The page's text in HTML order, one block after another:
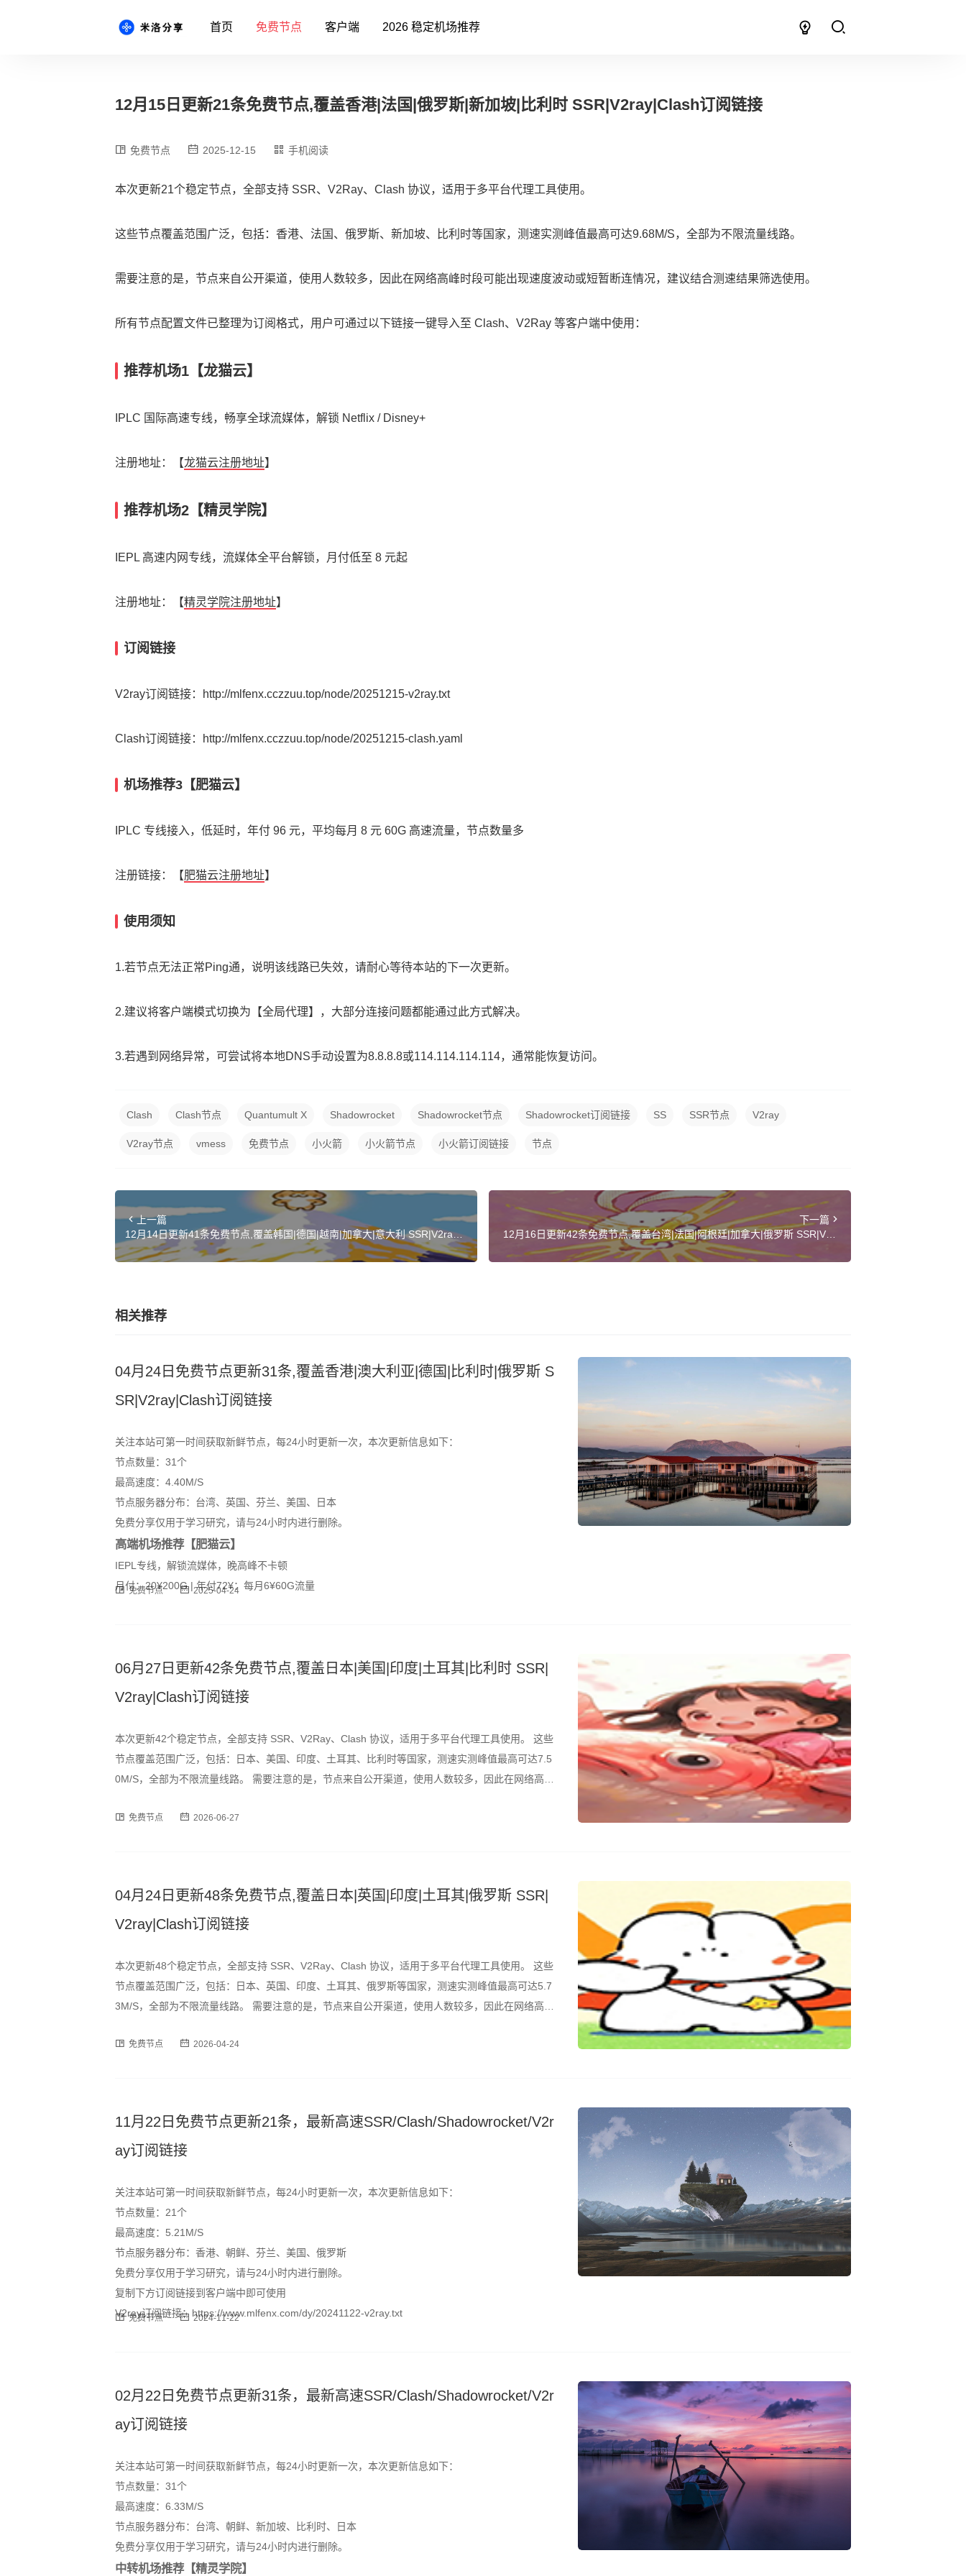
首页 免费节点 客户端 2026 稳定机场推荐
12月15日更新21条免费节点,覆盖香港|法国|俄罗斯|新加坡|比利时 SSR|V2ray|Clash订阅链接
免费节点 2025-12-15 手机阅读
本次更新21个稳定节点，全部支持 SSR、V2Ray、Clash 协议，适用于多平台代理工具使用。
这些节点覆盖范围广泛，包括：香港、法国、俄罗斯、新加坡、比利时等国家，测速实测峰值最高可达9.68M/S，全部为不限流量线路。
需要注意的是，节点来自公开渠道，使用人数较多，因此在网络高峰时段可能出现速度波动或短暂断连情况，建议结合测速结果筛选使用。
所有节点配置文件已整理为订阅格式，用户可通过以下链接一键导入至 Clash、V2Ray 等客户端中使用：
推荐机场1【龙猫云】
IPLC 国际高速专线，畅享全球流媒体，解锁 Netflix / Disney+
注册地址：【龙猫云注册地址】
推荐机场2【精灵学院】
IEPL 高速内网专线，流媒体全平台解锁，月付低至 8 元起
注册地址：【精灵学院注册地址】
订阅链接
V2ray订阅链接：http://mlfenx.cczzuu.top/node/20251215-v2ray.txt
Clash订阅链接：http://mlfenx.cczzuu.top/node/20251215-clash.yaml
机场推荐3【肥猫云】
IPLC 专线接入，低延时，年付 96 元，平均每月 8 元 60G 高速流量，节点数量多
注册链接：【肥猫云注册地址】
使用须知
1.若节点无法正常Ping通，说明该线路已失效，请耐心等待本站的下一次更新。
2.建议将客户端模式切换为【全局代理】，大部分连接问题都能通过此方式解决。
3.若遇到网络异常，可尝试将本地DNS手动设置为8.8.8.8或114.114.114.114，通常能恢复访问。
Clash Clash节点 Quantumult X Shadowrocket Shadowrocket节点 Shadowrocket订阅链接 SS SSR节点 V2ray
V2ray节点 vmess 免费节点 小火箭 小火箭节点 小火箭订阅链接 节点
上一篇
12月14日更新41条免费节点,覆盖韩国|德国|越南|加拿大|意大利 SSR|V2ray|
Clash订阅链接
下一篇
12月16日更新42条免费节点,覆盖台湾|法国|阿根廷|加拿大|俄罗斯 SSR|V2ra
相关推荐
04月24日免费节点更新31条,覆盖香港|澳大利亚|德国|比利时|俄罗斯 S
SR|V2ray|Clash订阅链接
关注本站可第一时间获取新鲜节点，每24小时更新一次，本次更新信息如下：
节点数量：31个
最高速度：4.40M/S
节点服务器分布：台湾、英国、芬兰、美国、日本
免费分享仅用于学习研究，请与24小时内进行删除。
高端机场推荐【肥猫云】
IEPL专线，解锁流媒体，晚高峰不卡顿
月付：20¥200G | 年付72¥：每月6¥60G流量
免费节点 2025-04-24
06月27日更新42条免费节点,覆盖日本|美国|印度|土耳其|比利时 SSR|
V2ray|Clash订阅链接
本次更新42个稳定节点，全部支持 SSR、V2Ray、Clash 协议，适用于多平台代理工具使用。 这些
节点覆盖范围广泛，包括：日本、美国、印度、土耳其、比利时等国家，测速实测峰值最高可达7.5
0M/S，全部为不限流量线路。 需要注意的是，节点来自公开渠道，使用人数较多，因此在网络高峰
订阅格式，用户可通过以下链
免费节点 2026-06-27
04月24日更新48条免费节点,覆盖日本|英国|印度|土耳其|俄罗斯 SSR|
V2ray|Clash订阅链接
本次更新48个稳定节点，全部支持 SSR、V2Ray、Clash 协议，适用于多平台代理工具使用。 这些
节点覆盖范围广泛，包括：日本、英国、印度、土耳其、俄罗斯等国家，测速实测峰值最高可达5.7
3M/S，全部为不限流量线路。 需要注意的是，节点来自公开渠道，使用人数较多，因此在网络高峰
订阅格式，用户可通过以下链
免费节点 2026-04-24
11月22日免费节点更新21条，最新高速SSR/Clash/Shadowrocket/V2r
ay订阅链接
关注本站可第一时间获取新鲜节点，每24小时更新一次，本次更新信息如下：
节点数量：21个
最高速度：5.21M/S
节点服务器分布：香港、朝鲜、芬兰、美国、俄罗斯
免费分享仅用于学习研究，请与24小时内进行删除。
复制下方订阅链接到客户端中即可使用
V2ray订阅链接：https://www.mlfenx.com/dy/20241122-v2ray.txt
免费节点 2024-11-22
02月22日免费节点更新31条，最新高速SSR/Clash/Shadowrocket/V2r
ay订阅链接
关注本站可第一时间获取新鲜节点，每24小时更新一次，本次更新信息如下：
节点数量：31个
最高速度：6.33M/S
节点服务器分布：台湾、朝鲜、新加坡、比利时、日本
免费分享仅用于学习研究，请与24小时内进行删除。
中转机场推荐【精灵学院】